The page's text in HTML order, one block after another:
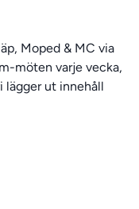
Moped & MC via
möten varje vecka,
lägger ut innehåll